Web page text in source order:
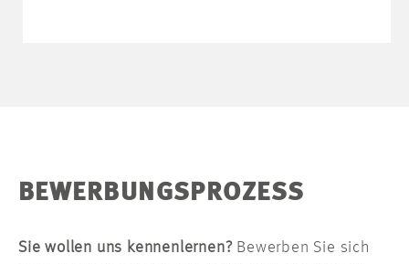
BEWERBUNGSPROZESS
Sie wollen uns kennenlernen?Bewerben Sie sich